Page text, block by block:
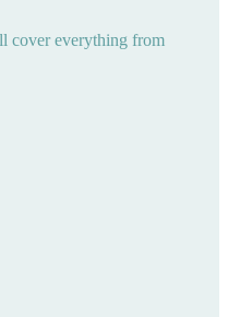
cover everything from